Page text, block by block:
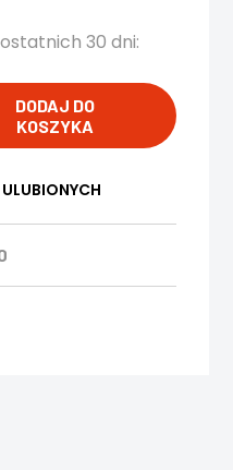
30 dni:
DODAJ DO
KOSZYKA